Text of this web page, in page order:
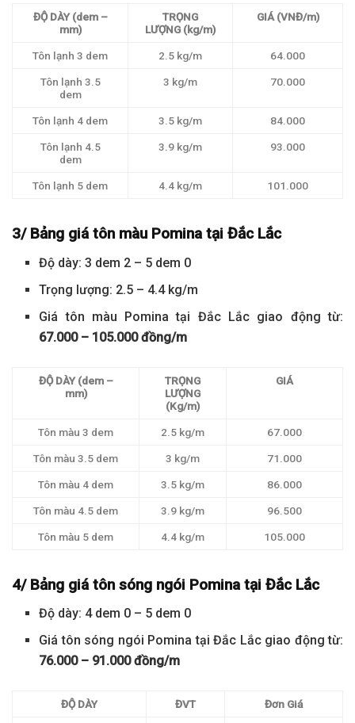
ĐỘ DÀY (dem –
mm)
TRỌNG
LƯỢNG (kg/m)
GIÁ (VNĐ/m)
Tôn lạnh 3 dem 2.5 kg/m 64.000
Tôn lạnh 3.5
dem
3 kg/m 70.000
Tôn lạnh 4 dem 3.5 kg/m 84.000
Tôn lạnh 4.5
dem
3.9 kg/m 93.000
Tôn lạnh 5 dem 4.4 kg/m 101.000
3/ Bảng giá tôn màu Pomina tại Đắc Lắc
Độ dày: 3 dem 2 – 5 dem 0
Trọng lượng: 2.5 – 4.4 kg/m
Giá tôn màu Pomina tại Đắc Lắc giao động từ:
67.000 – 105.000 đồng/m
ĐỘ DÀY (dem –
mm)
TRỌNG
LƯỢNG
(Kg/m)
GIÁ
Tôn màu 3 dem 2.5 kg/m 67.000
Tôn màu 3.5 dem 3 kg/m 71.000
Tôn màu 4 dem 3.5 kg/m 86.000
Tôn màu 4.5 dem 3.9 kg/m 96.500
Tôn màu 5 dem 4.4 kg/m 105.000
4/ Bảng giá tôn sóng ngói Pomina tại Đắc Lắc
Độ dày: 4 dem 0 – 5 dem 0
Giá tôn sóng ngói Pomina tại Đắc Lắc giao động từ:
76.000 – 91.000 đồng/m
ĐỘ DÀY ĐVT Đơn Giá